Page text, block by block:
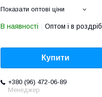
Показати оптові ціни
В наявності Оптом і в роздріб
Купити
+380 (96) 472-06-89
Менеджер